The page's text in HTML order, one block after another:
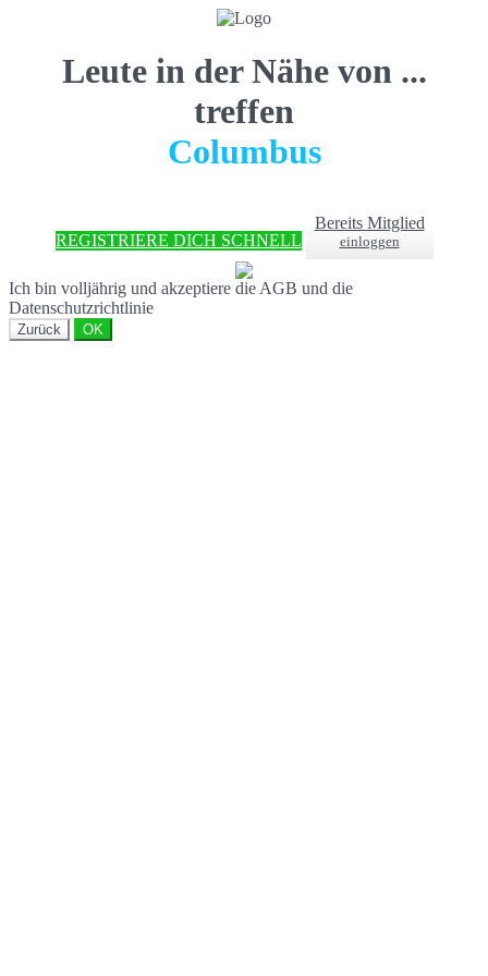
Leute in der Nähe von ...
treffen
Columbus
REGISTRIERE DICH SCHNELL
Bereits Mitglied
einloggen
Ich bin volljährig und akzeptiere die AGB und die
Datenschutzrichtlinie
Zurück OK